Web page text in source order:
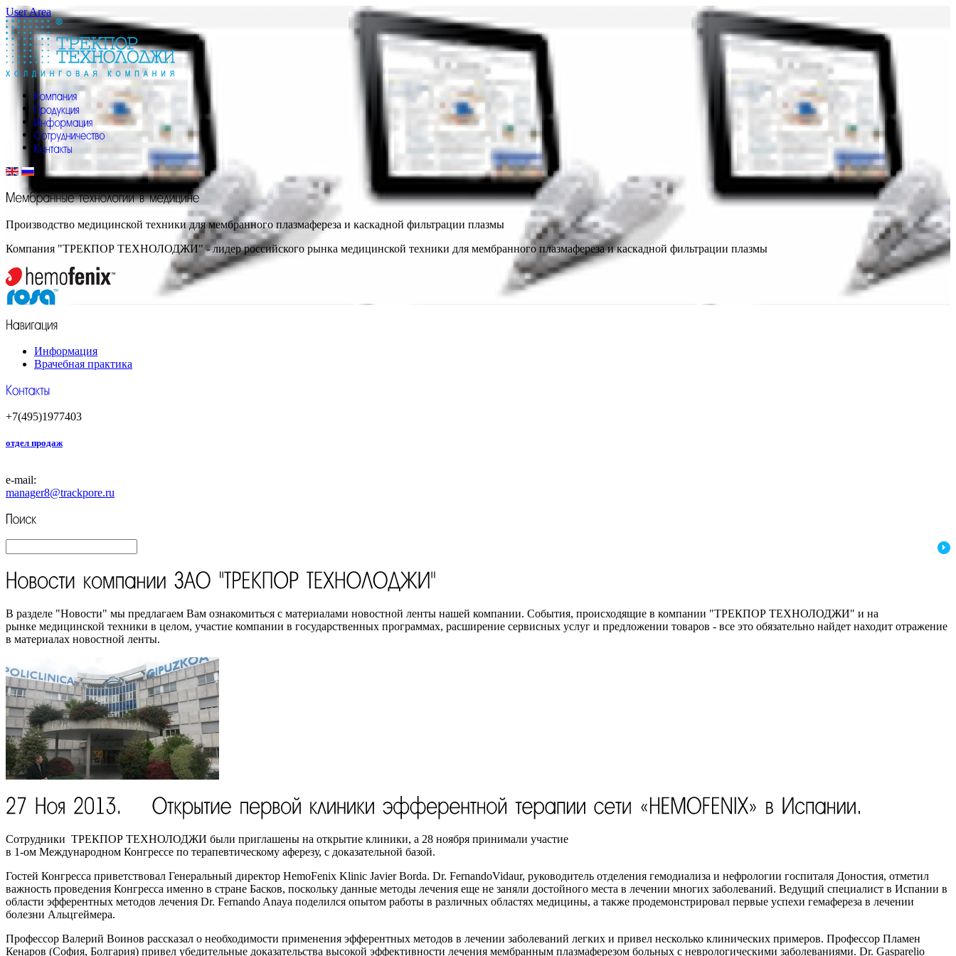
User Area
Производство медицинской техники для мембранного плазмафереза и каскадной фильтрации плазмы
Компания "ТРЕКПОР ТЕХНОЛОДЖИ" - лидер российского рынка медицинской техники для мембранного плазмафереза и каскадной фильтрации плазмы
Информация
Врачебная практика
+7(495)1977403
отдел продаж
e-mail:
manager8@trackpore.ru
В разделе "Новости" мы предлагаем Вам ознакомиться с материалами новостной ленты нашей компании. События, происходящие в компании "ТРЕКПОР ТЕХНОЛОДЖИ" и на
рынке медицинской техники в целом, участие компании в государственных программах, расширение сервисных услуг и предложении товаров - все это обязательно найдет находит отражение
в материалах новостной ленты.
Сотрудники ТРЕКПОР ТЕХНОЛОДЖИ были приглашены на открытие клиники, а 28 ноября принимали участие
в 1-ом Международном Конгрессе по терапевтическому аферезу, с доказательной базой.
Гостей Конгресса приветствовал Генеральный директор HemoFenix Klinic Javier Borda. Dr. FernandoVidaur, руководитель отделения гемодиализа и нефрологии госпиталя Доностия, отметил
важность проведения Конгресса именно в стране Басков, поскольку данные методы лечения еще не заняли достойного места в лечении многих заболеваний. Ведущий специалист в Испании в
области эфферентных методов лечения Dr. Fernando Anaya поделился опытом работы в различных областях медицины, а также продемонстрировал первые успехи гемафереза в лечении
болезни Альцгеймера.
Профессор Валерий Воинов рассказал о необходимости применения эфферентных методов в лечении заболеваний легких и привел несколько клинических примеров. Профессор Пламен
Кенаров (София, Болгария) привел убедительные доказательства высокой эффективности лечения мембранным плазмаферезом больных с неврологическими заболеваниями. Dr. Gasparelio